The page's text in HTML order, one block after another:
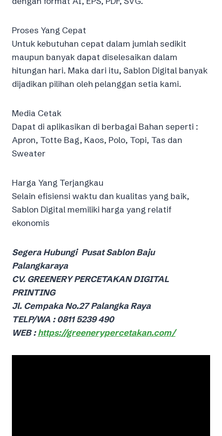
Proses Yang Cepat
Untuk kebutuhan cepat dalam jumlah sedikit
maupun banyak dapat diselesaikan dalam
hitungan hari. Maka dari itu, Sablon Digital banyak
dijadikan pilihan oleh pelanggan setia kami.
Media Cetak
Dapat di aplikasikan di berbagai Bahan seperti :
Apron, Totte Bag, Kaos, Polo, Topi, Tas dan
Sweater
Harga Yang Terjangkau
Selain efisiensi waktu dan kualitas yang baik,
Sablon Digital memiliki harga yang relatif
ekonomis
Segera Hubungi Pusat Sablon Baju
Palangkaraya
CV. GREENERY PERCETAKAN DIGITAL
PRINTING
Jl. Cempaka No.27 Palangka Raya
TELP/WA : 0811 5239 490
WEB :https://greenerypercetakan.com/